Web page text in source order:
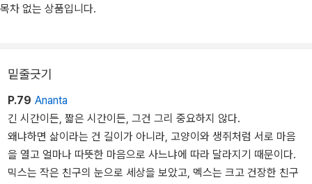
'믹스'(고양이), '막스'(아들)라는 이름도 실제 이름을 그대로 가져왔
"나는 유독 고양이를 좋아한다. 왜냐하면 고양이는 자존심도 세고, 한
기 때문이다. 내가 꼬맹이 믹스 - 참, 믹스는 내 아들 막스가 '뮌헨 동
물 보호 단체'에서 입양해 온 고양이다 - 를 처음 만났을 때, 내 손바닥
크기도 안 되는 새끼 고양이가 어쩌면 그리도 의젓하고 당당한지 깜
짝 놀랐다. 믹스는 우리 가족의 사랑을 듬뿍 받으면서 자랐다. (…) 녀
석을 볼 때마다 나는 이렇게 묻곤 했다. '지금 뭘 생각하니, 믹스?' 물
목차 없는 상품입니다.
밑줄긋기
P.79 Ananta
긴 시간이든, 짧은 시간이든, 그건 그리 중요하지 않다.
왜냐하면 삶이라는 건 길이가 아니라, 고양이와 생쥐처럼 서로 마음
을 열고 얼마나 따뜻한 마음으로 사느냐에 따라 달라지기 때문이다.
믹스는 작은 친구의 눈으로 세상을 보았고, 멕스는 크고 건장한 친구